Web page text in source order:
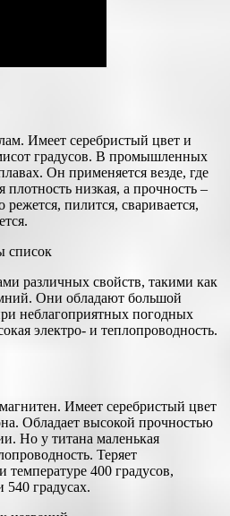
Имеет серебристый цвет и
градусов. В промышленных
Он применяется везде, где
низкая, а прочность –
режется, пилится, сваривается,
различных свойств, такими как
Они обладают большой
неблагоприятных погодных
электро- и теплопроводность.
Имеет серебристый цвет
Обладает высокой прочностью
Но у титана маленькая
Теряет
температуре 400 градусов,
540 градусах.